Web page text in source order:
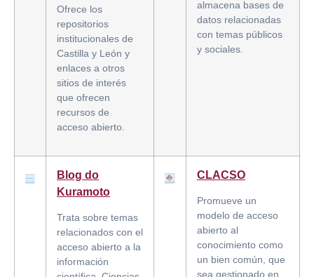
Ofrece los
repositorios
institucionales de
Castilla y León y
enlaces a otros
sitios de interés
que ofrecen
recursos de
acceso abierto.
almacena bases de
datos relacionadas
con temas públicos
y sociales.
Blog do
Kuramoto
Trata sobre temas
relacionados con el
acceso abierto a la
información
CLACSO
Promueve un
modelo de acceso
abierto al
conocimiento como
un bien común, que
sea gestionado en